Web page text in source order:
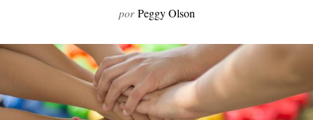
por Peggy Olson